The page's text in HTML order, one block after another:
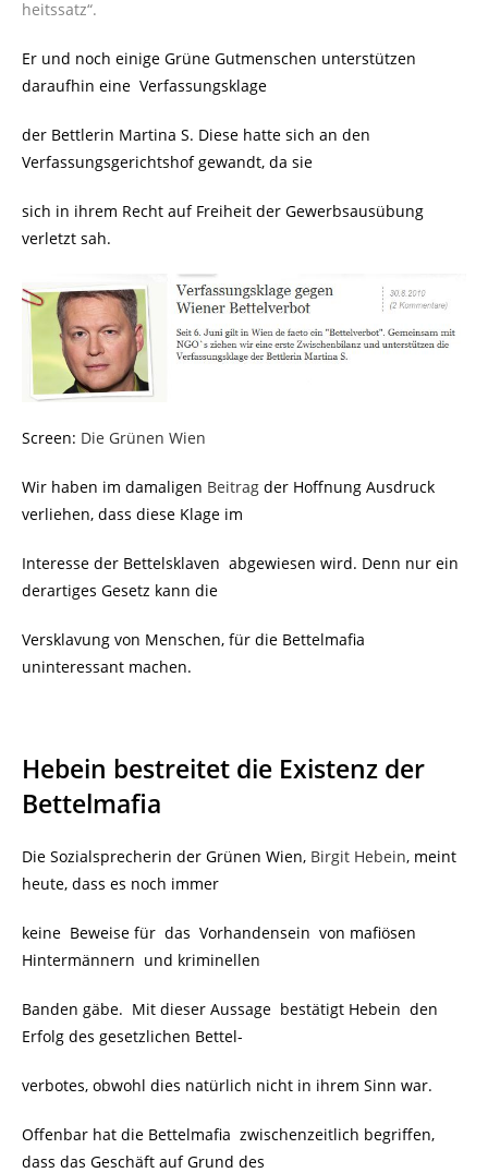
heitssatz“.
Er und noch einige Grüne Gutmenschen unterstützen
daraufhin eine Verfassungsklage
der Bettlerin Martina S. Diese hatte sich an den
Verfassungsgerichtshof gewandt, da sie
sich in ihrem Recht auf Freiheit der Gewerbsausübung
verletzt sah.
Screen: Die Grünen Wien
Wir haben im damaligen Beitrag der Hoffnung Ausdruck
verliehen, dass diese Klage im
Interesse der Bettelsklaven abgewiesen wird. Denn nur ein
derartiges Gesetz kann die
Versklavung von Menschen, für die Bettelmafia
uninteressant machen.
Hebein bestreitet die Existenz der
Bettelmafia
Die Sozialsprecherin der Grünen Wien, Birgit Hebein, meint
heute, dass es noch immer
keine Beweise für das Vorhandensein von mafiösen
Hintermännern und kriminellen
Banden gäbe. Mit dieser Aussage bestätigt Hebein den
Erfolg des gesetzlichen Bettel-
verbotes, obwohl dies natürlich nicht in ihrem Sinn war.
Offenbar hat die Bettelmafia zwischenzeitlich begriffen,
dass das Geschäft auf Grund des